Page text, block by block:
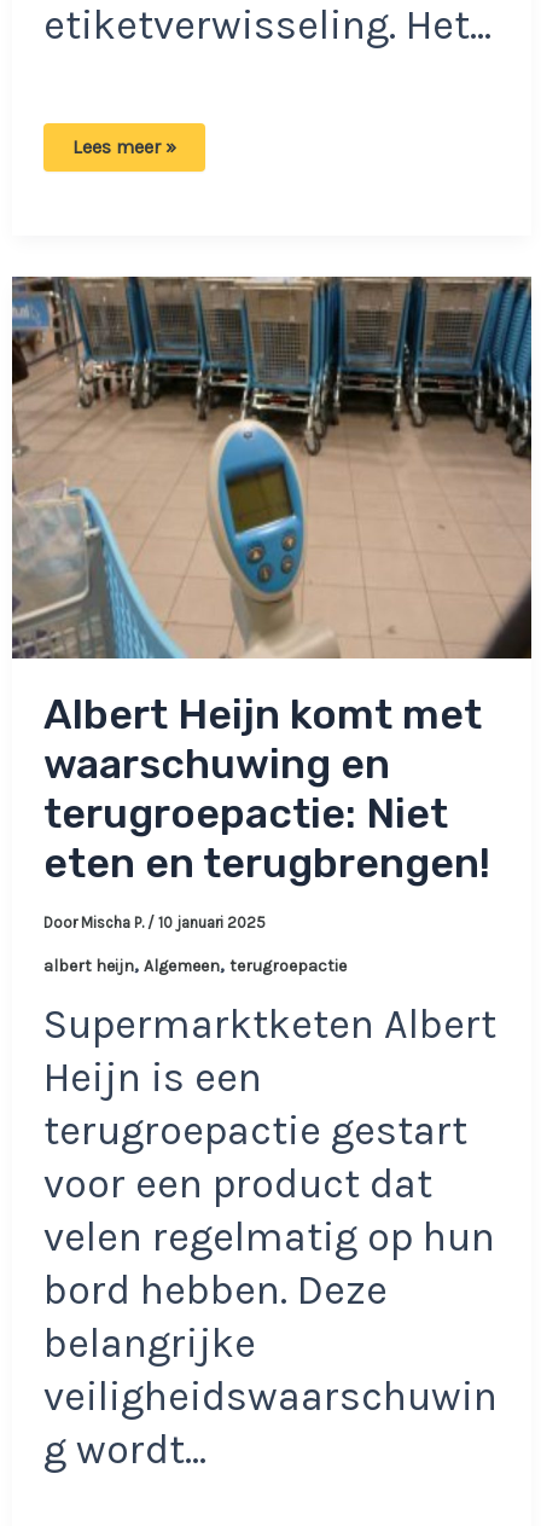
etiketverwisseling. Het…
Jumbo
vermeld
door
etiketverwisseling!
Lees meer »
Albert Heijn komt met
waarschuwing en
terugroepactie: Niet
eten en terugbrengen!
Door Mischa P. / 10 januari 2025
albert heijn, Algemeen, terugroepactie
Supermarktketen Albert
Heijn is een
terugroepactie gestart
voor een product dat
velen regelmatig op hun
bord hebben. Deze
belangrijke
veiligheidswaarschuwin
g wordt…